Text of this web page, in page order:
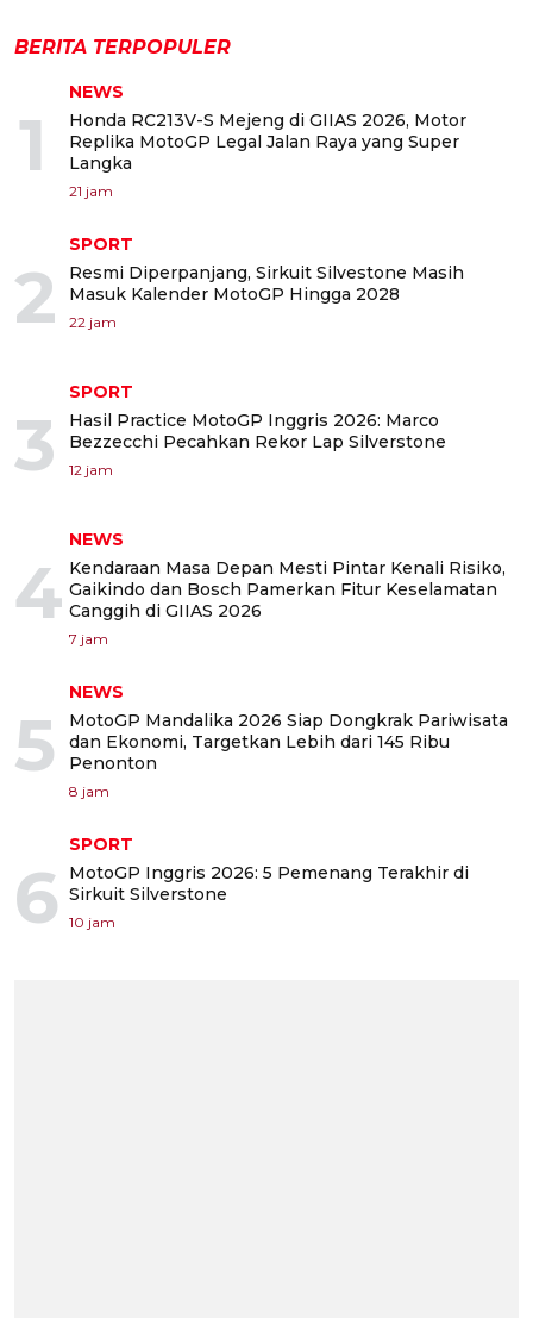
BERITA TERPOPULER
1
NEWS
Honda RC213V-S Mejeng di GIIAS 2026, Motor
Replika MotoGP Legal Jalan Raya yang Super
Langka
21 jam
2
SPORT
Resmi Diperpanjang, Sirkuit Silvestone Masih
Masuk Kalender MotoGP Hingga 2028
22 jam
3
SPORT
Hasil Practice MotoGP Inggris 2026: Marco
Bezzecchi Pecahkan Rekor Lap Silverstone
12 jam
4
NEWS
Kendaraan Masa Depan Mesti Pintar Kenali Risiko,
Gaikindo dan Bosch Pamerkan Fitur Keselamatan
Canggih di GIIAS 2026
7 jam
5
NEWS
MotoGP Mandalika 2026 Siap Dongkrak Pariwisata
dan Ekonomi, Targetkan Lebih dari 145 Ribu
Penonton
8 jam
6
SPORT
MotoGP Inggris 2026: 5 Pemenang Terakhir di
Sirkuit Silverstone
10 jam